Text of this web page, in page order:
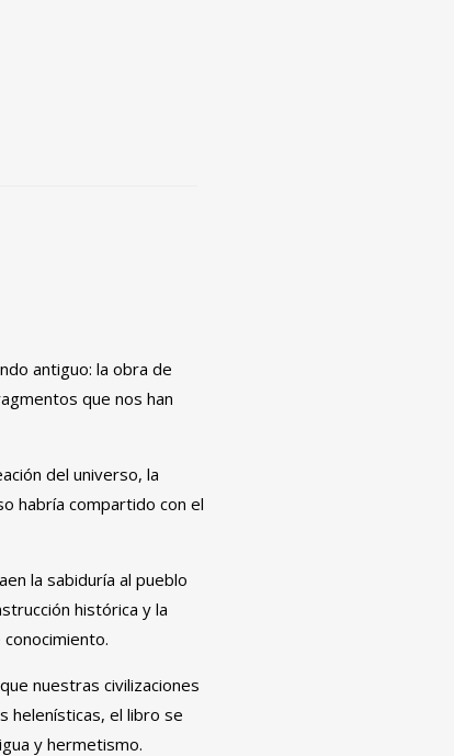
antiguo: la obra de
que nos han
del universo, la
habría compartido con el
la sabiduría al pueblo
histórica y la
nuestras civilizaciones
helenísticas, el libro se
y hermetismo.